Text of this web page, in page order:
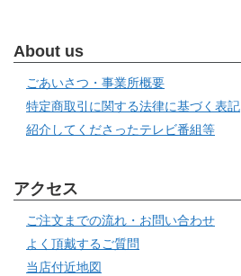
About us
ごあいさつ・事業所概要
特定商取引に関する法律に基づく表記
紹介してくださったテレビ番組等
アクセス
ご注文までの流れ・お問い合わせ
よく頂戴するご質問
当店付近地図